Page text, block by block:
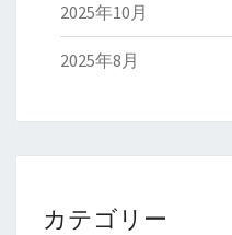
2025年10月
2025年8月
カテゴリー